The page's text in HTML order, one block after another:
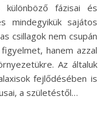
különböző fázisai és
mindegyikük sajátos
csillagok nem csupán
hanem azzal
Az általuk
fejlődésében is
a születéstől…